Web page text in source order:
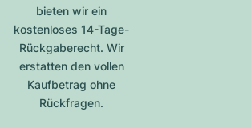
bieten wir ein
kostenloses 14-Tage-
Rückgaberecht. Wir
erstatten den vollen
Kaufbetrag ohne
Rückfragen.